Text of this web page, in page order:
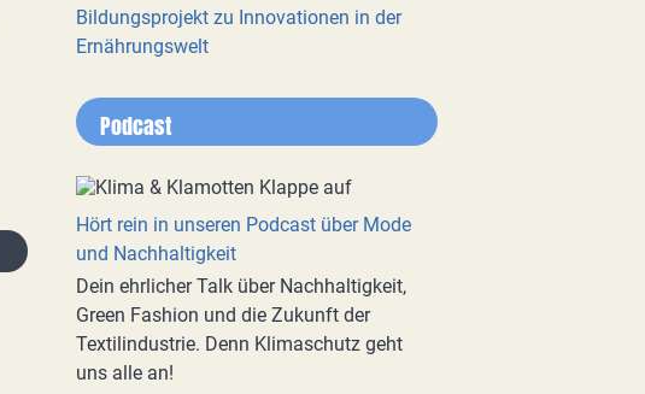
Bildungsprojekt zu Innovationen in der
Ernährungswelt
Podcast
Hört rein in unseren Podcast über Mode
und Nachhaltigkeit
Dein ehrlicher Talk über Nachhaltigkeit,
Green Fashion und die Zukunft der
Textilindustrie. Denn Klimaschutz geht
uns alle an!